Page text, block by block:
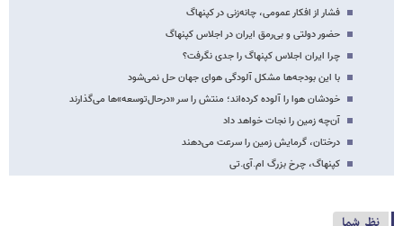
فشار از افکار عمومی، چانه‌زنی در کپنهاگ
حضور دولتی و بی‌رمق ایران در اجلاس کپنهاگ
چرا ایران اجلاس کپنهاگ را جدی نگرفت؟
با این بودجه‌ها مشکل آلودگی هوای جهان حل نمی‌شود
خودشان هوا را آلوده کرده‌اند؛ منتش را سر «درحال‌توسعه‌»ها می‌گذارند
آن‌چه زمین را نجات خواهد داد
درختان، گرمایش زمین را سرعت می‌دهند
کپنهاگ، چرخ بزرگ ام.آی.تی